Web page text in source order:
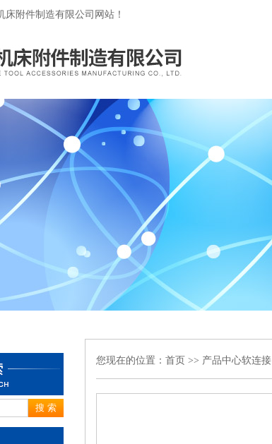
附件制造有限公司网站！
您现在的位置： 首页 >> 产品中心软连接